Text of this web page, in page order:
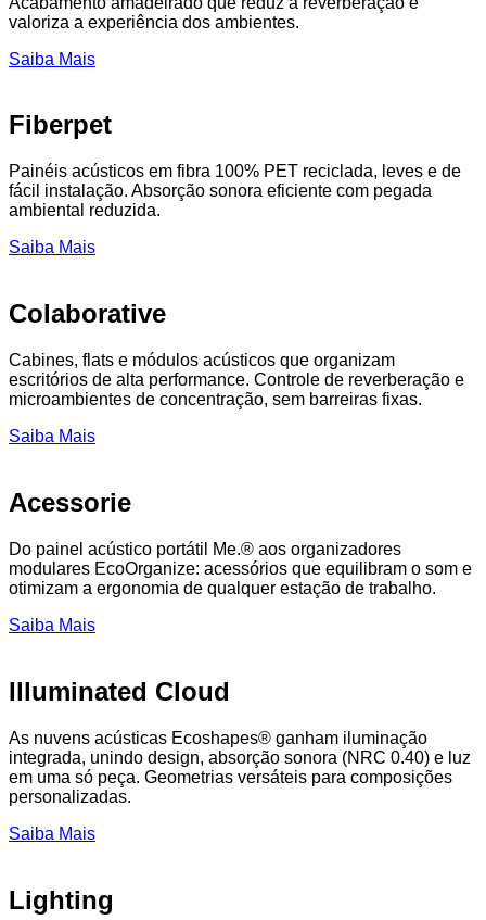
valoriza a experiência dos ambientes.
Saiba Mais
Fiberpet
Painéis acústicos em fibra 100% PET reciclada, leves e de
fácil instalação. Absorção sonora eficiente com pegada
ambiental reduzida.
Saiba Mais
Colaborative
Cabines, flats e módulos acústicos que organizam
escritórios de alta performance. Controle de reverberação e
microambientes de concentração, sem barreiras fixas.
Saiba Mais
Acessorie
Do painel acústico portátil Me.® aos organizadores
modulares EcoOrganize: acessórios que equilibram o som e
otimizam a ergonomia de qualquer estação de trabalho.
Saiba Mais
Illuminated Cloud
As nuvens acústicas Ecoshapes® ganham iluminação
integrada, unindo design, absorção sonora (NRC 0.40) e luz
em uma só peça. Geometrias versáteis para composições
personalizadas.
Saiba Mais
Lighting